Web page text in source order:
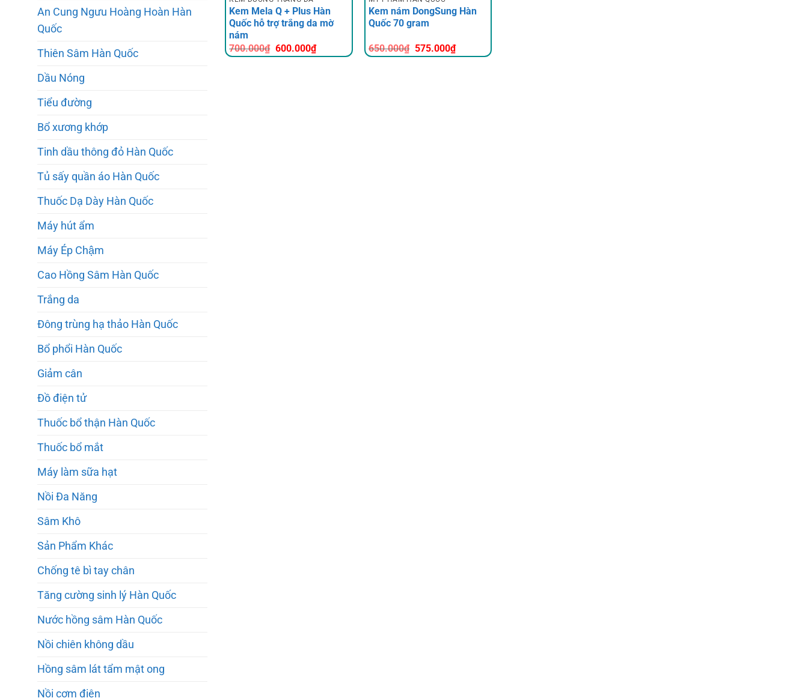
An Cung Ngưu Hoàng Hoàn Hàn
Quốc
Thiên Sâm Hàn Quốc
Dầu Nóng
Tiểu đường
Bổ xương khớp
Tinh dầu thông đỏ Hàn Quốc
Tủ sấy quần áo Hàn Quốc
Thuốc Dạ Dày Hàn Quốc
Máy hút ẩm
Máy Ép Chậm
Cao Hồng Sâm Hàn Quốc
Trắng da
Đông trùng hạ thảo Hàn Quốc
Bổ phổi Hàn Quốc
Giảm cân
Đồ điện tử
Thuốc bổ thận Hàn Quốc
Thuốc bổ mắt
Máy làm sữa hạt
Nồi Đa Năng
Sâm Khô
Sản Phẩm Khác
Chống tê bì tay chân
Tăng cường sinh lý Hàn Quốc
Nước hồng sâm Hàn Quốc
Nồi chiên không dầu
Hồng sâm lát tẩm mật ong
Nồi cơm điện
Kem Mela Q + Plus Hàn
Quốc hỗ trợ trắng da mờ
nám
700.000₫ Giá
gốc
600.000₫Giá
hiện
Kem nám DongSung Hàn
Quốc 70 gram
650.000₫ Giá
gốc
575.000₫Giá
hiện